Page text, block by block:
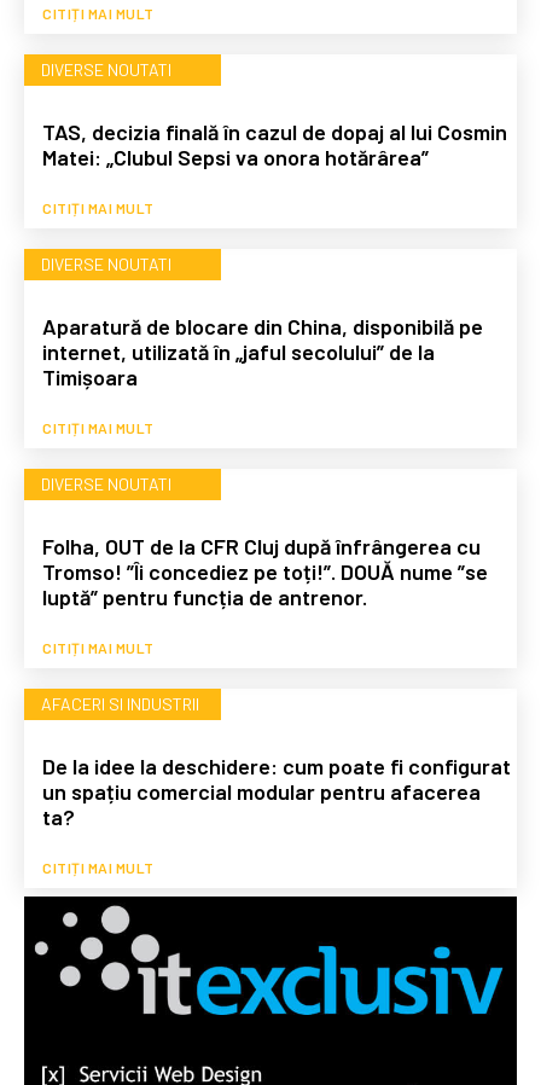
CITIȚI MAI MULT
DIVERSE NOUTATI
TAS, decizia finală în cazul de dopaj al lui Cosmin
Matei: „Clubul Sepsi va onora hotărârea”
CITIȚI MAI MULT
DIVERSE NOUTATI
Aparatură de blocare din China, disponibilă pe
internet, utilizată în „jaful secolului” de la
Timișoara
CITIȚI MAI MULT
DIVERSE NOUTATI
Folha, OUT de la CFR Cluj după înfrângerea cu
Tromso! ”Îi concediez pe toți!”. DOUĂ nume ”se
luptă” pentru funcția de antrenor.
CITIȚI MAI MULT
AFACERI SI INDUSTRII
De la idee la deschidere: cum poate fi configurat
un spațiu comercial modular pentru afacerea
ta?
CITIȚI MAI MULT